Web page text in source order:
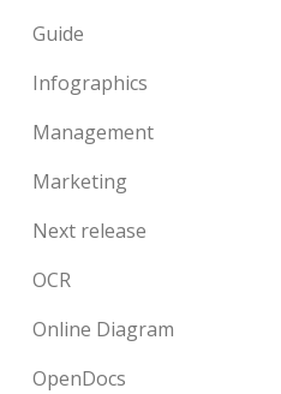
Guide
Infographics
Management
Marketing
Next release
OCR
Online Diagram
OpenDocs